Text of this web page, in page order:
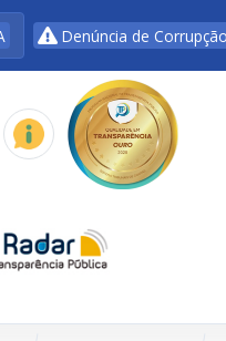
Denúncia de Corrupção